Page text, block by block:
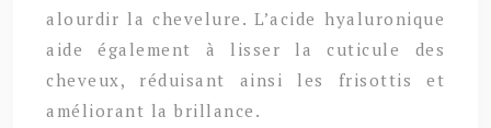
alourdir la chevelure. L’acide hyaluronique
aide également à lisser la cuticule des
cheveux, réduisant ainsi les frisottis et
améliorant la brillance.